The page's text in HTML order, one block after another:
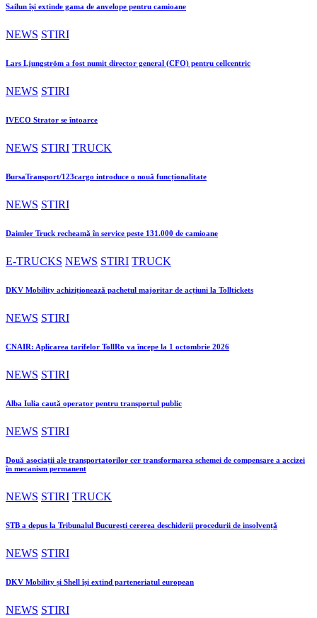
Sailun își extinde gama de anvelope pentru camioane
NEWS STIRI
Lars Ljungström a fost numit director general (CFO) pentru cellcentric
NEWS STIRI
IVECO Strator se întoarce
NEWS STIRI TRUCK
BursaTransport/123cargo introduce o nouă funcționalitate
NEWS STIRI
Daimler Truck recheamă în service peste 131.000 de camioane
E-TRUCKS NEWS STIRI TRUCK
DKV Mobility achiziționează pachetul majoritar de acțiuni la Tolltickets
NEWS STIRI
CNAIR: Aplicarea tarifelor TollRo va începe la 1 octombrie 2026
NEWS STIRI
Alba Iulia caută operator pentru transportul public
NEWS STIRI
Două asociații ale transportatorilor cer transformarea schemei de compensare a accizei
în mecanism permanent
NEWS STIRI TRUCK
STB a depus la Tribunalul București cererea deschiderii procedurii de insolvență
NEWS STIRI
DKV Mobility și Shell își extind parteneriatul european
NEWS STIRI